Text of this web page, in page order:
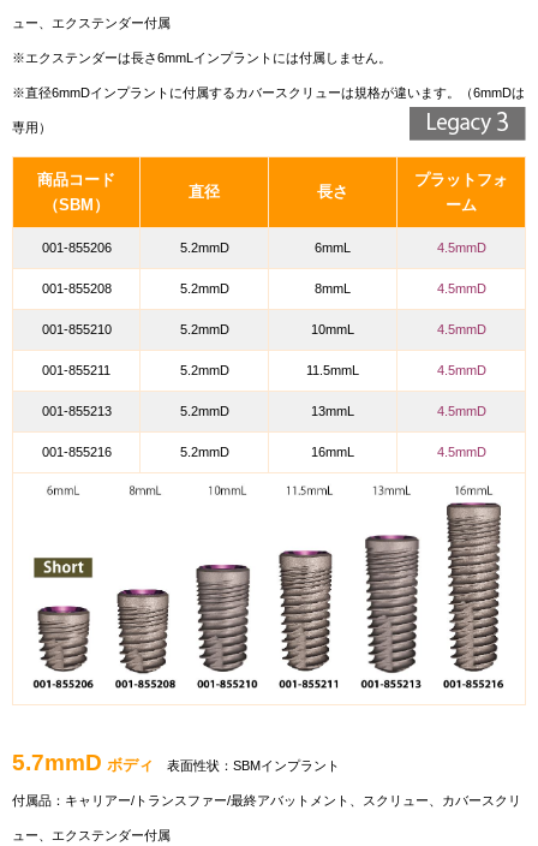
ュー、エクステンダー付属
※エクステンダーは長さ6mmLインプラントには付属しません。
※直径6mmDインプラントに付属するカバースクリューは規格が違います。（6mmDは
専用）
商品コード
（SBM）
直径 長さ
プラットフォ
ーム
001-855206 5.2mmD 6mmL 4.5mmD
001-855208 5.2mmD 8mmL 4.5mmD
001-855210 5.2mmD 10mmL 4.5mmD
001-855211 5.2mmD 11.5mmL 4.5mmD
001-855213 5.2mmD 13mmL 4.5mmD
001-855216 5.2mmD 16mmL 4.5mmD
5.7mmD ボディ 表面性状：SBMインプラント
付属品： キャリアー/トランスファー/最終アバットメント、スクリュー、カバースクリ
ュー、エクステンダー付属